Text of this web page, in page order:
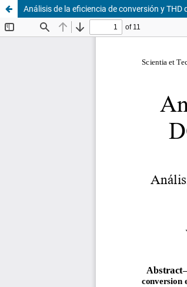
Análisis de la eficiencia de conversión y